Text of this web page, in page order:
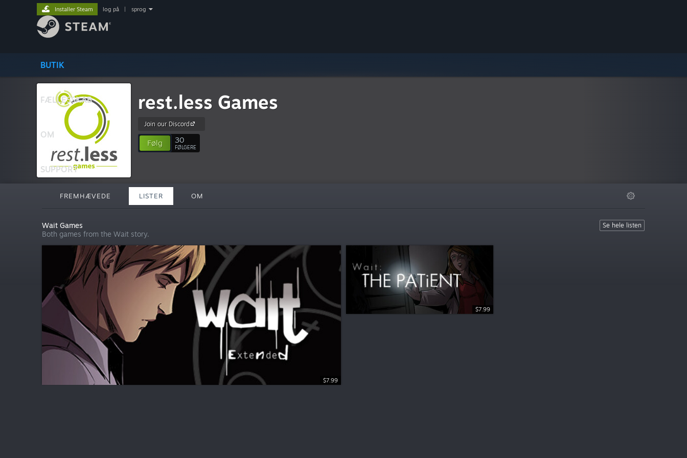
BUTIK
FÆLLESSKAB
OM
SUPPORT
Installer Steam log på sprog
rest.less Games
Join our Discord
Følg 30
FØLGERE
FREMHÆVEDE LISTER OM
Se hele listen
Wait Games
Both games from the Wait story.
$7.99
$7.99